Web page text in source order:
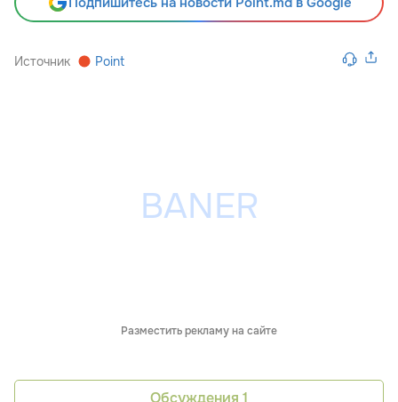
Источник Point
Разместить рекламу на сайте
Обсуждения 1